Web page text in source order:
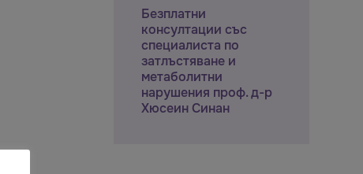
Безплатни
консултации със
специалиста по
затлъстяване и
метаболитни
нарушения проф. д-р
Хюсеин Синан